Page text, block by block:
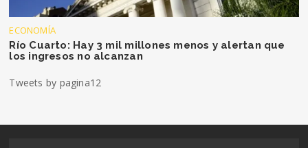
ECONOMÍA
Río Cuarto: Hay 3 mil millones menos y alertan que
los ingresos no alcanzan
Tweets by pagina12